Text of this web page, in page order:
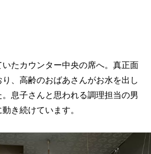
たカウンター中央の席へ。真正面
、高齢のおばあさんがお水を出し
息子さんと思われる調理担当の男
き続けています。